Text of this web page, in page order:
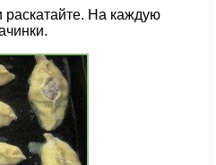
раскатайте. На каждую